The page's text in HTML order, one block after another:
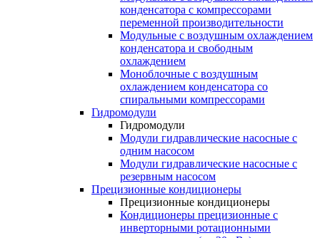
конденсатора с компрессорами
переменной производительности
Mодульные с воздушным охлаждением
конденсатора и свободным
охлаждением
Моноблочные с воздушным
охлаждением конденсатора со
спиральными компрессорами
Гидромодули
Гидромодули
Модули гидравлические насосные с
одним насосом
Модули гидравлические насосные с
резервным насосом
Прецизионные кондиционеры
Прецизионные кондиционеры
Кондиционеры прецизионные c
инверторными ротационными